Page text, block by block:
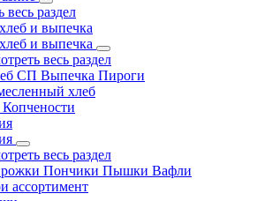
весь раздел
и выпечка
и выпечка
весь раздел
СП Выпечка Пироги
хлеб
весь раздел
Пончики Пышки Вафли
ассортимент